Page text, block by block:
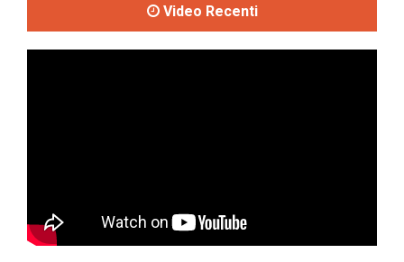
Video Recenti